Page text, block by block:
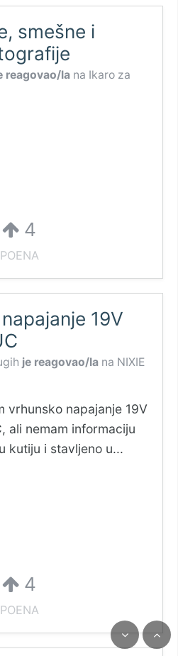
smešne i
reagovao/la na Ikaro za
4
POENA
19V
je reagovao/la na NIXIE
vrhunsko napajanje 19V
ali nemam informaciju
kutiju i stavljeno u...
4
POENA